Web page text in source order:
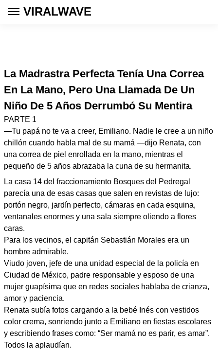
VIRALWAVE
La Madrastra Perfecta Tenía Una Correa
En La Mano, Pero Una Llamada De Un
Niño De 5 Años Derrumbó Su Mentira
PARTE 1
—Tu papá no te va a creer, Emiliano. Nadie le cree a un niño
chillón cuando habla mal de su mamá —dijo Renata, con
una correa de piel enrollada en la mano, mientras el
pequeño de 5 años abrazaba la cuna de su hermanita.
La casa 14 del fraccionamiento Bosques del Pedregal
parecía una de esas casas que salen en revistas de lujo:
portón negro, jardín perfecto, cámaras en cada esquina,
ventanales enormes y una sala siempre oliendo a flores
caras.
Para los vecinos, el capitán Sebastián Morales era un
hombre admirable.
Viudo joven, jefe de una unidad especial de la policía en
Ciudad de México, padre responsable y esposo de una
mujer guapísima que en redes sociales hablaba de crianza,
amor y paciencia.
Renata subía fotos cargando a la bebé Inés con vestidos
color crema, sonriendo junto a Emiliano en fiestas escolares
y escribiendo frases como: “Ser mamá no es parir, es amar”.
Todos la aplaudían.